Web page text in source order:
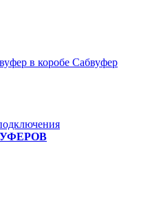
в коробе Сабвуфер